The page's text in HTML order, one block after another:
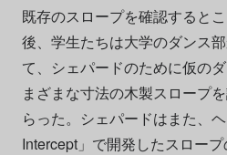
既存のスロープを確認すると
後、学生たちは大学のダンス
て、シェパードのために仮の
まざまな寸法の木製スロープ
らった。シェパードはまた、
Intercept」で開発したスロー